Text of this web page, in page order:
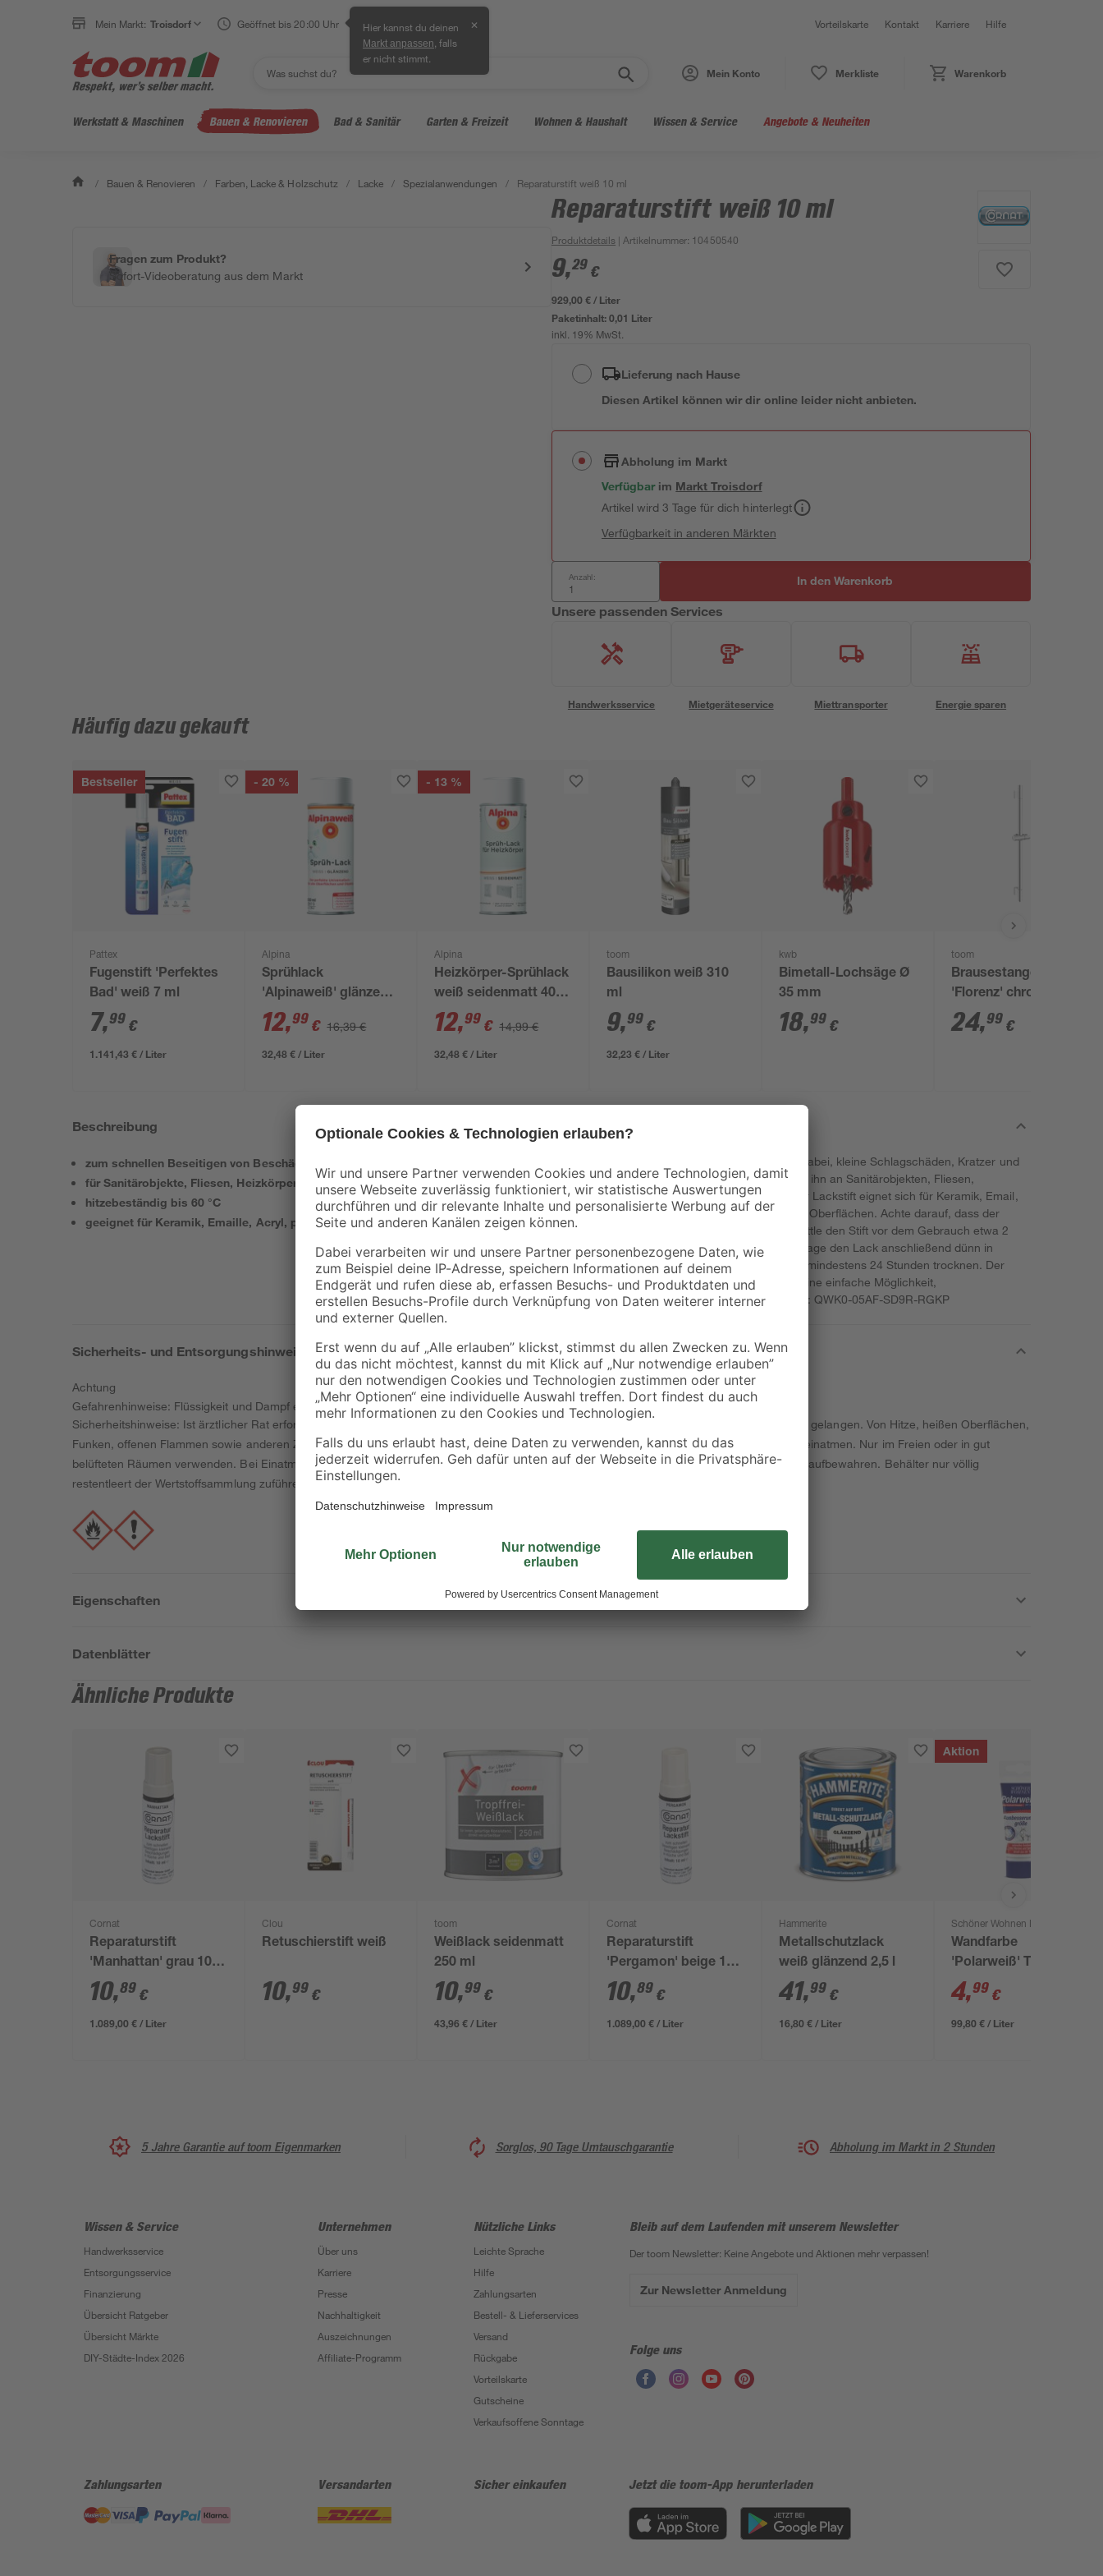
Mein Markt: Troisdorf Geöffnet bis 20:00 Uhr Hier kannst du deinen
Markt anpassen , falls
er nicht stimmt.
✕ Vorteilskarte Kontakt Karriere Hilfe
Mein Konto Merkliste Warenkorb
Werkstatt & Maschinen Bauen & Renovieren Bad & Sanitär Garten & Freizeit Wohnen & Haushalt Wissen & Service Angebote & Neuheiten
/ Bauen & Renovieren / Farben, Lacke & Holzschutz / Lacke / Spezialanwendungen / Reparaturstift weiß 10 ml
Fragen zum Produkt?
Sofort-Videoberatung aus dem Markt
Reparaturstift weiß 10 ml
Produktdetails | Artikelnummer: 10450540
9,29 €
929,00 € / Liter
Paketinhalt:0,01 Liter
inkl. 19% MwSt.
Lieferung nach Hause
Diesen Artikel können wir dir online leider nicht anbieten.
Abholung im Markt
Verfügbar im MarktTroisdorf
Artikel wird 3 Tage für dich hinterlegt
Verfügbarkeit in anderen Märkten
Anzahl: In den Warenkorb
Unsere passenden Services
Handwerksservice Mietgeräteservice Miettransporter Energie sparen
Häufig dazu gekauft
Bestseller
Pattex
Fugenstift 'Perfektes
Bad' weiß 7 ml
7,99 €
1.141,43 € / Liter
- 20 %
Alpina
Sprühlack
'Alpinaweiß' glänzend
400 ml
12,99 € 16,39 €
32,48 € / Liter
- 13 %
Alpina
Heizkörper-Sprühlack
weiß seidenmatt 400
ml
12,99 € 14,99 €
32,48 € / Liter
toom
Bausilikon weiß 310
ml
9,99 €
32,23 € / Liter
kwb
Bimetall-Lochsäge Ø
35 mm
18,99 €
toom
Brausestange
'Florenz' chromfarben
70 x 10 x 7 cm
24,99 €
Beschreibung
zum schnellen Beseitigen von Beschädigungen in Küche und Bad
für Sanitärobjekte, Fliesen, Heizkörper, Spülen oder Möbel
hitzebeständig bis 60 °C
geeignet für Keramik, Emaille, Acryl, pulverbeschichtete und lackierte Oberflächen
Der Reparatur-Lackstift mit 10 ml Inhalt hilft dir dabei, kleine Schlagschäden, Kratzer und
Lackfehler zuverlässig auszubessern. Du kannst ihn an Sanitärobjekten, Fliesen,
Heizkörpern, Spülen oder Möbeln einsetzen. Der Lackstift eignet sich für Keramik, Email,
Acryl sowie für pulverbeschichtete und lackierte Oberflächen. Achte darauf, dass der
Untergrund sauber, trocken und fettfrei ist. Schüttle den Stift vor dem Gebrauch etwa 2
Minuten und halte ihn beim Öffnen senkrecht. Trage den Lack anschließend dünn in
mehreren Schichten auf und lasse jede Schicht mindestens 24 Stunden trocknen. Der
Lack ist hitzebeständig bis 60 °C und bietet dir eine einfache Möglichkeit,
Gebrauchsspuren unauffällig zu kaschieren. UFI: QWK0-05AF-SD9R-RGKP
Sicherheits- und Entsorgungshinweise
Achtung
Gefahrenhinweise: Flüssigkeit und Dampf entzündbar. Kann Schläfrigkeit und Benommenheit verursachen.
Sicherheitshinweise: Ist ärztlicher Rat erforderlich, Verpackung oder Kennzeichnungsetikett bereithalten. Darf nicht in die Hände von Kindern gelangen. Von Hitze, heißen Oberflächen,
Funken, offenen Flammen sowie anderen Zündquellenarten fernhalten. Nicht rauchen. Staub / Rauch / Gas / Nebel / Dampf / Aerosol nicht einatmen. Nur im Freien oder in gut
belüfteten Räumen verwenden. Bei Einatmen: Die Person an die frische Luft bringen und für ungehinderte Atmung sorgen. Unter Verschluss aufbewahren. Behälter nur völlig
restentleert der Wertstoffsammlung zuführen! Größere Produktreste zur Problemstoffsammelstelle bringen.
Eigenschaften
Datenblätter
Ähnliche Produkte
Cornat
Reparaturstift
'Manhattan' grau 10
ml
10,89 €
1.089,00 € / Liter
Clou
Retuschierstift weiß
10,99 €
toom
Weißlack seidenmatt
250 ml
10,99 €
43,96 € / Liter
Cornat
Reparaturstift
'Pergamon' beige 10
ml
10,89 €
1.089,00 € / Liter
Hammerite
Metallschutzlack
weiß glänzend 2,5 l
41,99 €
16,80 € / Liter
Aktion
Schöner Wohnen Farbe
Wandfarbe
'Polarweiß' Tube matt
50 ml
4,99 €
99,80 € / Liter
5 Jahre Garantie auf toom Eigenmarken Sorglos, 90 Tage Umtauschgarantie Abholung im Markt in 2 Stunden
Wissen & Service
Handwerksservice
Entsorgungsservice
Finanzierung
Übersicht Ratgeber
Übersicht Märkte
DIY-Städte-Index 2026
Unternehmen
Über uns
Karriere
Presse
Nachhaltigkeit
Auszeichnungen
Affiliate-Programm
Nützliche Links
Leichte Sprache
Hilfe
Zahlungsarten
Bestell- & Lieferservices
Versand
Rückgabe
Vorteilskarte
Gutscheine
Verkaufsoffene Sonntage
Bleib auf dem Laufenden mit unserem Newsletter
Der toom Newsletter: Keine Angebote und Aktionen mehr verpassen!
Zur Newsletter Anmeldung
Folge uns
Zahlungsarten Versandarten Sicher einkaufen Jetzt die toom-App herunterladen